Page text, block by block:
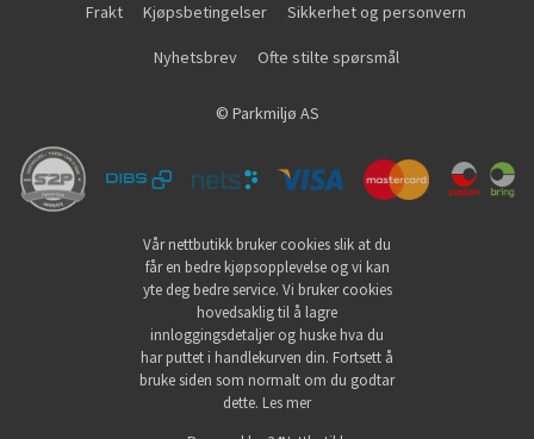
Frakt Kjøpsbetingelser Sikkerhet og personvern
Nyhetsbrev Ofte stilte spørsmål
© Parkmiljø AS
Vår nettbutikk bruker cookies slik at du
får en bedre kjøpsopplevelse og vi kan
yte deg bedre service. Vi bruker cookies
hovedsaklig til å lagre
innloggingsdetaljer og huske hva du
har puttet i handlekurven din. Fortsett å
bruke siden som normalt om du godtar
dette. Les mer